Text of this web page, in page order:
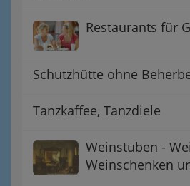
Restaurants für
Schutzhütte ohne
Tanzkaffee, Tanzdiele
Weinstuben -
Weinschenken